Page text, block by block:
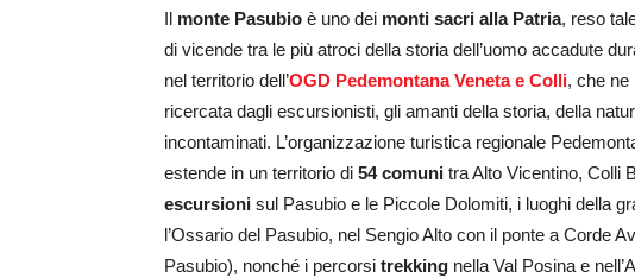
Il monte Pasubio è uno dei monti sacri alla Patria, reso
di vicende tra le più atroci della storia dell’uomo accadute
nel territorio dell’OGD Pedemontana Veneta e Colli, che ne
ricercata dagli escursionisti, gli amanti della storia, della
incontaminati. L’organizzazione turistica regionale
estende in un territorio di 54 comuni tra Alto Vicentino, Colli
escursioni sul Pasubio e le Piccole Dolomiti, i luoghi della
l’Ossario del Pasubio, nel Sengio Alto con il ponte a Corde
Pasubio), nonché i percorsi trekking nella Val Posina e